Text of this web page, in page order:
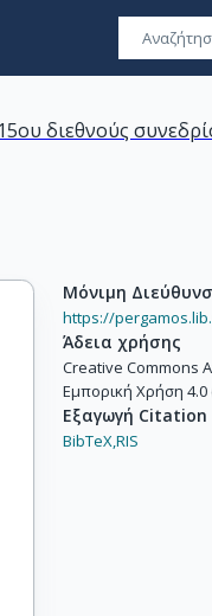
διεθνούς
Μόνιμη
https://
Άδεια χρήσης
Creative Commons
Εμπορική Χρήση 4.0
Εξαγωγή Citation
BibTeX,RIS